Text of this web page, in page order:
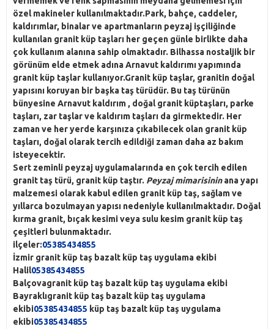
özel makineler kullanılmaktadır.Park, bahçe, caddeler,
kaldırımlar, binalar ve apartmanların peyzaj işçiliğinde
kullanılan granit küp taşları her geçen günle birlikte daha
çok kullanım alanına sahip olmaktadır. Bilhassa nostaljik bir
görünüm elde etmek adına Arnavut kaldırımı yapımında
granit küp taşlar kullanıyor.Granit küp taşlar, granitin doğal
yapısını koruyan bir başka taş türüdür. Bu taş türünün
bünyesine Arnavut kaldırım , doğal granit küptaşları, parke
taşları, zar taşlar ve kaldırım taşları da girmektedir. Her
zaman ve her yerde karşınıza çıkabilecek olan granit küp
taşları, doğal olarak tercih edildiği zaman daha az bakım
isteyecektir.
Sert zeminli peyzaj uygulamalarında en çok tercih edilen
granit taş türü, granit küp taştır. Peyzaj mimarisininana yapı
malzemesi olarak kabul edilen granit küp taş, sağlam ve
yıllarca bozulmayan yapısı nedeniyle kullanılmaktadır. Doğal
kırma granit, bıçak kesimi veya sulu kesim granit küp taş
çeşitleri bulunmaktadır.
ilçeler:05385434855
İzmir granit küp taş bazalt küp taş uygulama ekibi
Halil05385434855
Balçovagranit küp taş bazalt küp taş uygulama ekibi
Bayraklıgranit küp taş bazalt küp taş uygulama
ekibi05385434855 küp taş bazalt küp taş uygulama
ekibi05385434855